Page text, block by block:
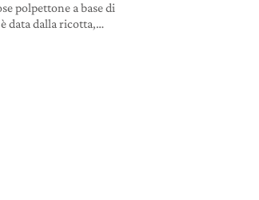
polpettone a base di
data dalla ricotta,
(o 400 g di